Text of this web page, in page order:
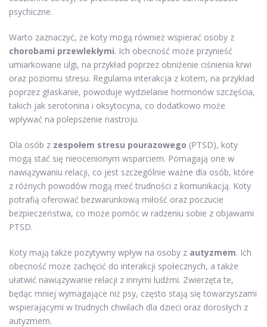
psychiczne.
Warto zaznaczyć, że koty mogą również wspierać osoby z
chorobami przewlekłymi. Ich obecność może przynieść
umiarkowane ulgi, na przykład poprzez obniżenie ciśnienia krwi
oraz poziomu stresu. Regularna interakcja z kotem, na przykład
poprzez głaskanie, powoduje wydzielanie hormonów szczęścia,
takich jak serotonina i oksytocyna, co dodatkowo może
wpływać na polepszenie nastroju.
Dla osób z zespołem stresu pourazowego (PTSD), koty
mogą stać się nieocenionym wsparciem. Pomagają one w
nawiązywaniu relacji, co jest szczególnie ważne dla osób, które
z różnych powodów mogą mieć trudności z komunikacją. Koty
potrafią oferować bezwarunkową miłość oraz poczucie
bezpieczeństwa, co może pomóc w radzeniu sobie z objawami
PTSD.
Koty mają także pozytywny wpływ na osoby z autyzmem. Ich
obecność może zachęcić do interakcji społecznych, a także
ułatwić nawiązywanie relacji z innymi ludźmi. Zwierzęta te,
będąc mniej wymagające niż psy, często stają się towarzyszami
wspierającymi w trudnych chwilach dla dzieci oraz dorosłych z
autyzmem.